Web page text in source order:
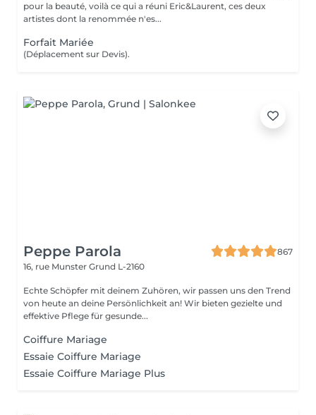
pour la beauté, voilà ce qui a réuni Eric&Laurent, ces deux
artistes dont la renommée n'es...
Forfait Mariée
(Déplacement sur Devis).
Peppe Parola
867
16, rue Munster Grund L-2160
Echte Schöpfer mit deinem Zuhören, wir passen uns den Trend
von heute an deine Persönlichkeit an! Wir bieten gezielte und
effektive Pflege für gesunde...
Coiffure Mariage
Essaie Coiffure Mariage
Essaie Coiffure Mariage Plus